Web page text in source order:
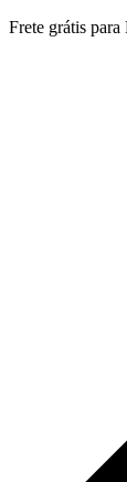
Ir
Frete grátis